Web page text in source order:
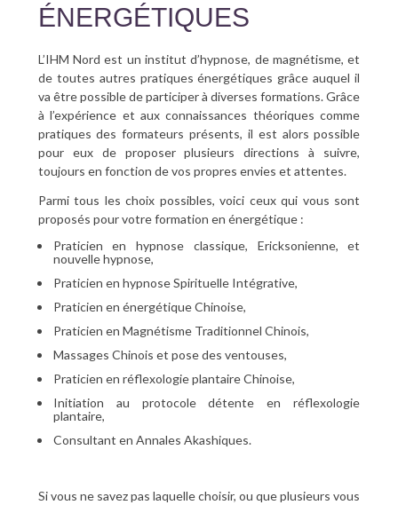
ÉNERGÉTIQUES
L’IHM Nord est un institut d’hypnose, de magnétisme, et
de toutes autres pratiques énergétiques grâce auquel il
va être possible de participer à diverses formations. Grâce
à l’expérience et aux connaissances théoriques comme
pratiques des formateurs présents, il est alors possible
pour eux de proposer plusieurs directions à suivre,
toujours en fonction de vos propres envies et attentes.
Parmi tous les choix possibles, voici ceux qui vous sont
proposés pour votre formation en énergétique :
Praticien en hypnose classique, Ericksonienne, et
nouvelle hypnose,
Praticien en hypnose Spirituelle Intégrative,
Praticien en énergétique Chinoise,
Praticien en Magnétisme Traditionnel Chinois,
Massages Chinois et pose des ventouses,
Praticien en réflexologie plantaire Chinoise,
Initiation au protocole détente en réflexologie
plantaire,
Consultant en Annales Akashiques.
Si vous ne savez pas laquelle choisir, ou que plusieurs vous